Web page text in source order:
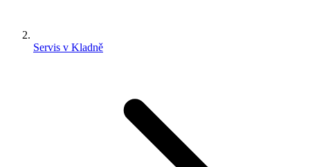
Servis v Kladně